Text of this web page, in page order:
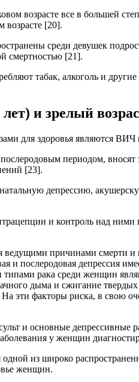
возрасте все в большей
возрасте [20].
среди девушек
смертностью [21].
табак, алкоголь и
и зрелый
для здоровья являются ВИЧ
периодом,
[23].
депрессию,
и контроль над
причинами смерти
и послеродовая депрессия
рака среди женщин
дыма и сжигание
эти факторы риска, в свою
и основные
у женщин
из широко
женщин.